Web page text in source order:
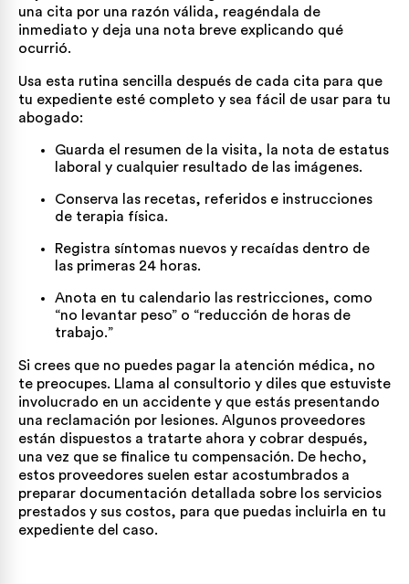
una cita por una razón válida, reagéndala de
inmediato y deja una nota breve explicando qué
ocurrió.
Usa esta rutina sencilla después de cada cita para que
tu expediente esté completo y sea fácil de usar para tu
abogado:
Guarda el resumen de la visita, la nota de estatus
laboral y cualquier resultado de las imágenes.
Conserva las recetas, referidos e instrucciones
de terapia física.
Registra síntomas nuevos y recaídas dentro de
las primeras 24 horas.
Anota en tu calendario las restricciones, como
“no levantar peso” o “reducción de horas de
trabajo.”
Si crees que no puedes pagar la atención médica, no
te preocupes. Llama al consultorio y diles que estuviste
involucrado en un accidente y que estás presentando
una reclamación por lesiones. Algunos proveedores
están dispuestos a tratarte ahora y cobrar después,
una vez que se finalice tu compensación. De hecho,
estos proveedores suelen estar acostumbrados a
preparar documentación detallada sobre los servicios
prestados y sus costos, para que puedas incluirla en tu
expediente del caso.